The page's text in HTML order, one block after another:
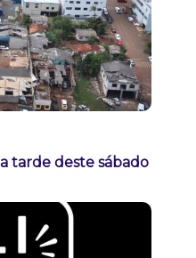
tarde deste sábado